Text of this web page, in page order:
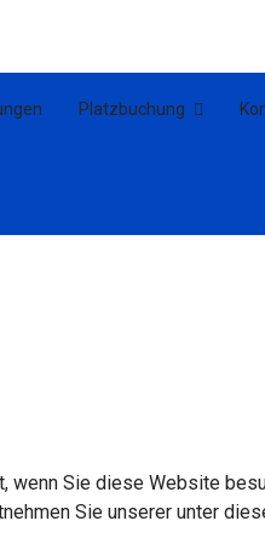
Platzbuchung
Sie diese Website
Sie unserer unter